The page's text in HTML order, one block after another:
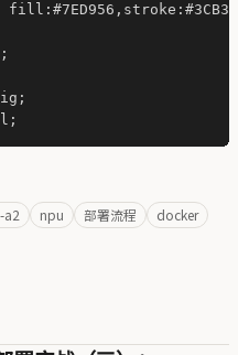
a2 npu 部署流程
docker